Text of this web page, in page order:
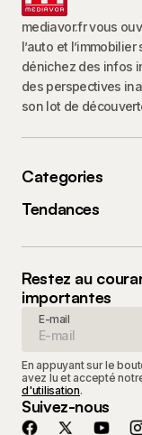
mediavor.fr vous
l’auto et
dénichez des infos
des perspectives
son lot de
Categories
Tendances
Restez au
importantes
E-mail
En appuyant sur le
avez lu et accepté
d'utilisation.
Suivez-nous